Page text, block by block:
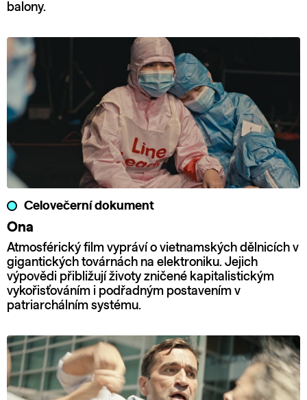
balony.
Celovečerní dokument
Ona
Atmosférický film vypráví o vietnamských dělnicích v
gigantických továrnách na elektroniku. Jejich
výpovědi přibližují životy zničené kapitalistickým
vykořisťováním i podřadným postavením v
patriarchálním systému.